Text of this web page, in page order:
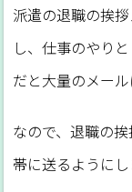
派遣の退職の挨
し、仕事のやり
だと大量のメー
なので、退職の
帯に送るようにし